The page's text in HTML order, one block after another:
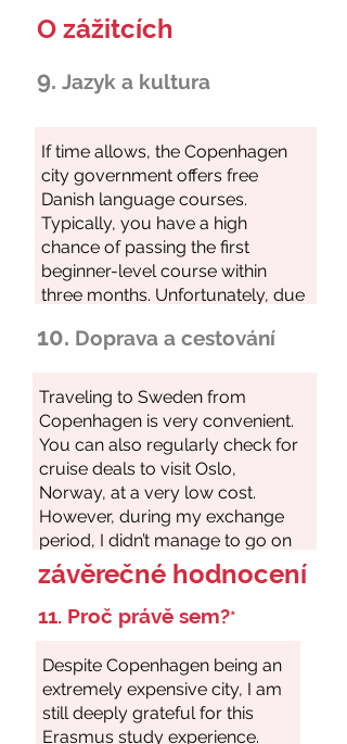
O zážitcích
9. Jazyk a kultura
10. Doprava a cestování
závěrečné hodnocení
11. Proč právě sem?*